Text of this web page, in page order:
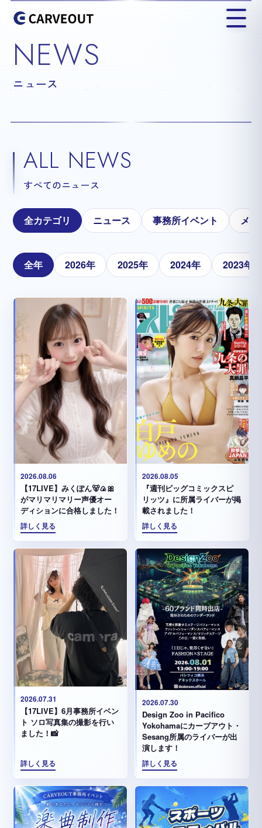
NEWS
ニュース
ALL NEWS
すべてのニュース
全カテゴリ ニュース 事務所イベント メ
全年 2026年 2025年 2024年 2023年
2026.08.06
【17LIVE】みくぽん🐻🍙🎀
がマリマリマリー声優オー
ディションに合格しました！
詳しく見る
2026.08.05
『週刊ビッグコミックスピ
リッツ』に所属ライバーが掲
載されました！
詳しく見る
2026.07.31
【17LIVE】6月事務所イベン
ト ソロ写真集の撮影を行い
ました！📸
詳しく見る
2026.07.30
Design Zoo in Pacifico
Yokohamaにカーブアウト・
Sesang所属のライバーが出
演します！
詳しく見る